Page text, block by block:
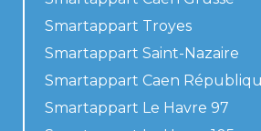
Smartappart Troyes
Smartappart Saint-Nazaire
Smartappart Caen
Smartappart Le Havre 97